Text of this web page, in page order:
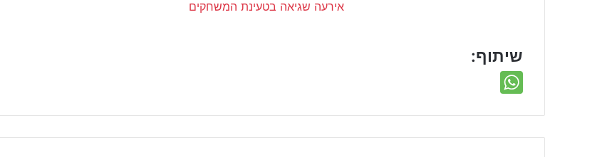
שיתוף: